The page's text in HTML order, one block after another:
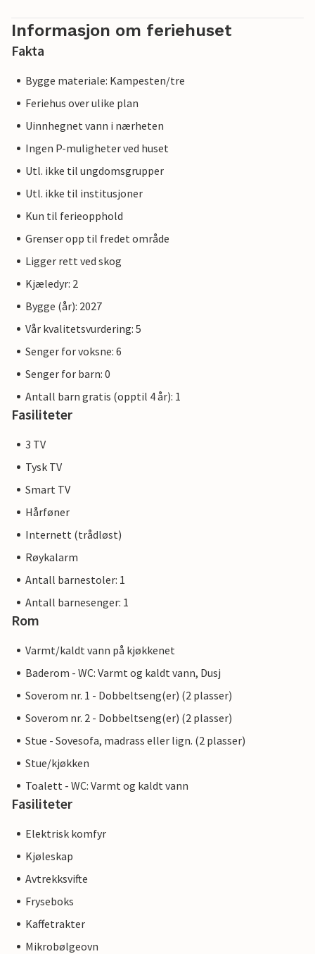
Informasjon om feriehuset
Fakta
Bygge materiale: Kampesten/tre
Feriehus over ulike plan
Uinnhegnet vann i nærheten
Ingen P-muligheter ved huset
Utl. ikke til ungdomsgrupper
Utl. ikke til institusjoner
Kun til ferieopphold
Grenser opp til fredet område
Ligger rett ved skog
Kjæledyr: 2
Bygge (år): 2027
Vår kvalitetsvurdering: 5
Senger for voksne: 6
Senger for barn: 0
Antall barn gratis (opptil 4 år): 1
Fasiliteter
3 TV
Tysk TV
Smart TV
Hårføner
Internett (trådløst)
Røykalarm
Antall barnestoler: 1
Antall barnesenger: 1
Rom
Varmt/kaldt vann på kjøkkenet
Baderom - WC: Varmt og kaldt vann, Dusj
Soverom nr. 1 - Dobbeltseng(er) (2 plasser)
Soverom nr. 2 - Dobbeltseng(er) (2 plasser)
Stue - Sovesofa, madrass eller lign. (2 plasser)
Stue/kjøkken
Toalett - WC: Varmt og kaldt vann
Fasiliteter
Elektrisk komfyr
Kjøleskap
Avtrekksvifte
Fryseboks
Kaffetrakter
Mikrobølgeovn